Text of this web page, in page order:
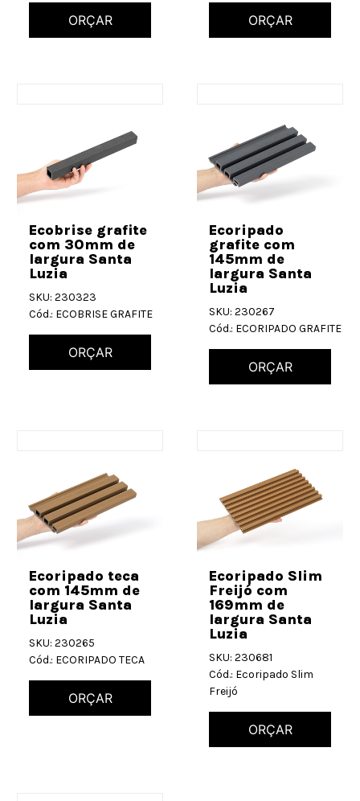
ORÇAR ORÇAR
Ecobrise grafite
com 30mm de
largura Santa
Luzia
SKU: 230323
Cód.: ECOBRISE GRAFITE
ORÇAR
Ecoripado
grafite com
145mm de
largura Santa
Luzia
SKU: 230267
Cód.: ECORIPADO GRAFITE
ORÇAR
Ecoripado teca
com 145mm de
largura Santa
Luzia
SKU: 230265
Cód.: ECORIPADO TECA
ORÇAR
Ecoripado Slim
Freijó com
169mm de
largura Santa
Luzia
SKU: 230681
Cód.: Ecoripado Slim
Freijó
ORÇAR